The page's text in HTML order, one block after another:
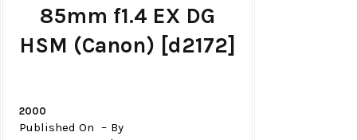
85mm f1.4 EX DG
HSM (Canon) [d2172]
2000
Published On By